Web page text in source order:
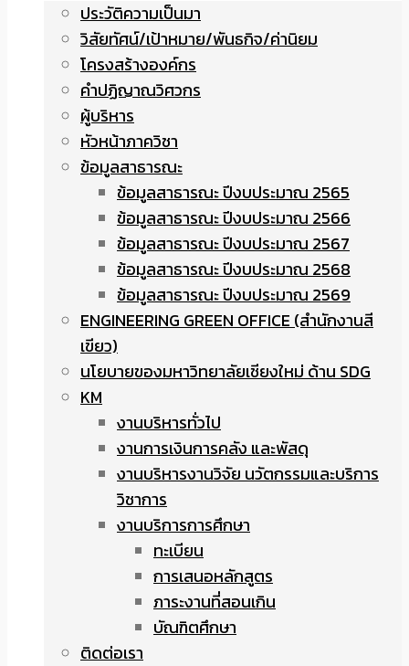
ประวัติความเป็นมา
วิสัยทัศน์/เป้าหมาย/พันธกิจ/ค่านิยม
โครงสร้างองค์กร
คำปฏิญาณวิศวกร
ผู้บริหาร
หัวหน้าภาควิชา
ข้อมูลสาธารณะ
ข้อมูลสาธารณะ ปีงบประมาณ 2565
ข้อมูลสาธารณะ ปีงบประมาณ 2566
ข้อมูลสาธารณะ ปีงบประมาณ 2567
ข้อมูลสาธารณะ ปีงบประมาณ 2568
ข้อมูลสาธารณะ ปีงบประมาณ 2569
ENGINEERING GREEN OFFICE (สำนักงานสี
เขียว)
นโยบายของมหาวิทยาลัยเชียงใหม่ ด้าน SDG
KM
งานบริหารทั่วไป
งานการเงินการคลัง และพัสดุ
งานบริหารงานวิจัย นวัตกรรมและบริการ
วิชาการ
งานบริการการศึกษา
ทะเบียน
การเสนอหลักสูตร
ภาระงานที่สอนเกิน
บัณฑิตศึกษา
ติดต่อเรา